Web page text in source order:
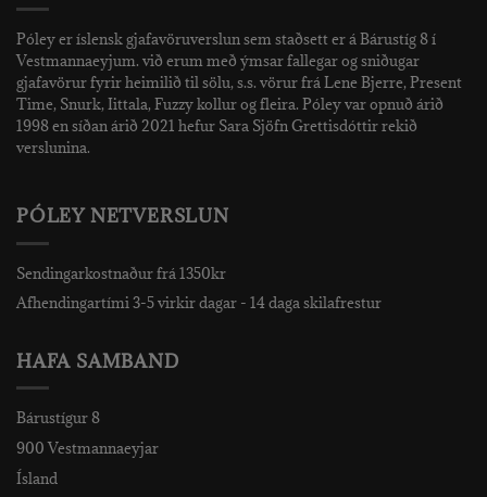
Póley er íslensk gjafavöruverslun sem staðsett er á Bárustíg 8 í
Vestmannaeyjum. við erum með ýmsar fallegar og sniðugar
gjafavörur fyrir heimilið til sölu, s.s. vörur frá Lene Bjerre, Present
Time, Snurk, Iittala, Fuzzy kollur og fleira. Póley var opnuð árið
1998 en síðan árið 2021 hefur Sara Sjöfn Grettisdóttir rekið
verslunina.
PÓLEY NETVERSLUN
Sendingarkostnaður frá 1350kr
Afhendingartími 3-5 virkir dagar - 14 daga skilafrestur
HAFA SAMBAND
Bárustígur 8
900 Vestmannaeyjar
Ísland